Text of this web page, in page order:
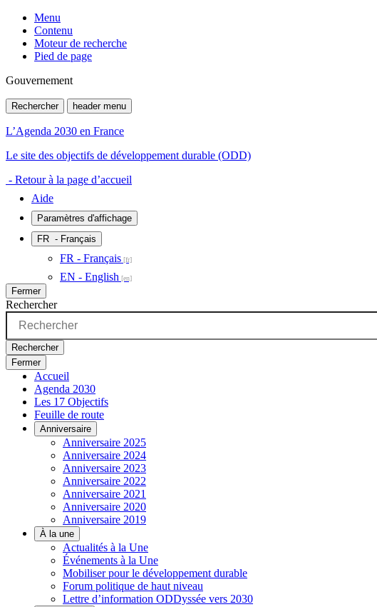
Menu
Contenu
Moteur de recherche
Pied de page
Gouvernement
Rechercher header menu
L’Agenda 2030 en France
Le site des objectifs de développement durable (ODD)
- Retour à la page d’accueil
Aide
Paramètres d'affichage
FR - Français
FR - Français
EN - English
Fermer
Rechercher
Rechercher
Fermer
Accueil
Agenda 2030
Les 17 Objectifs
Feuille de route
Anniversaire
Anniversaire 2025
Anniversaire 2024
Anniversaire 2023
Anniversaire 2022
Anniversaire 2021
Anniversaire 2020
Anniversaire 2019
À la une
Actualités à la Une
Événements à la Une
Mobiliser pour le développement durable
Forum politique de haut niveau
Lettre d’information ODDyssée vers 2030